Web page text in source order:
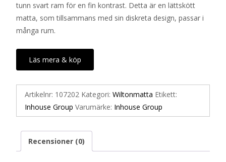
tunn svart ram för en fin kontrast. Detta är en lättskött
matta, som tillsammans med sin diskreta design, passar i
många rum.
Läs mera & köp
Artikelnr: 107202 Kategori: Wiltonmatta Etikett:
Inhouse Group Varumärke: Inhouse Group
Recensioner (0)